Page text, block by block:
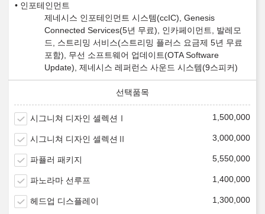
인포테인먼트
제네시스 인포테인먼트 시스템(ccIC), Genesis
Connected Services(5년 무료), 인카페이먼트, 발레모
드, 스트리밍 서비스(스트리밍 플러스 요금제 5년 무료
포함), 무선 소프트웨어 업데이트(OTA Software
Update), 제네시스 레퍼런스 사운드 시스템(9스피커)
시그니쳐 디자인 셀렉션Ⅰ 1,500,000
시그니쳐 디자인 셀렉션Ⅱ 3,000,000
파퓰러 패키지 5,550,000
파노라마 선루프 1,400,000
헤드업 디스플레이 1,300,000